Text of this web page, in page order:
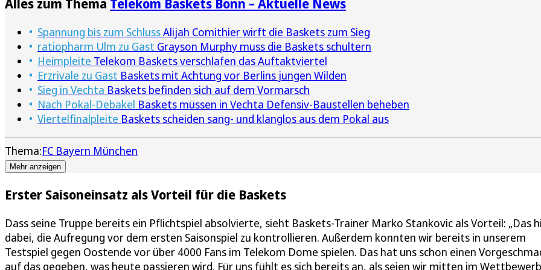
Spannung bis zum SchlussAlijah Comithier wirft die Baskets zum Sieg
ratiopharm Ulm zu Gast Grayson Murphy muss die Baskets schultern
Heimpleite Telekom Baskets verschlafen das Auftaktviertel
Erzrivale zu Gast Baskets mit Achtung vor Berlins jungen Wilden
Sieg in Vechta Baskets befinden sich auf dem Vormarsch
Nach Pokal-Debakel Baskets müssen in Vechta Defensiv-Baustellen beheben
Viertelfinalpleite Baskets scheiden sang- und klanglos aus dem Pokal aus
Thema:FC Bayern München
Mehr anzeigen
Erster Saisoneinsatz als Vorteil für die Baskets
Dass seine Truppe bereits ein Pflichtspiel absolvierte, sieht Baskets-Trainer Marko Stankovic als Vorteil: „Das
dabei, die Aufregung vor dem ersten Saisonspiel zu kontrollieren. Außerdem konnten wir bereits in unserem
Testspiel gegen Oostende vor über 4000 Fans im Telekom Dome spielen. Das hat uns schon einen
auf das gegeben, was heute passieren wird. Für uns fühlt es sich bereits an, als seien wir mitten im